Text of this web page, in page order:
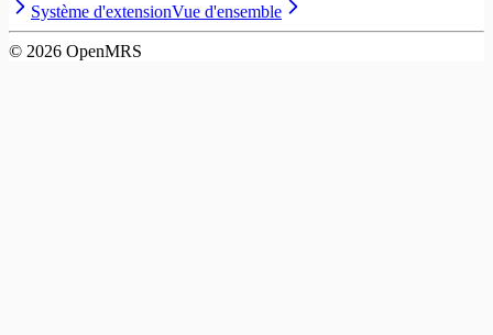
Système d'extensionVue d'ensemble
© 2026 OpenMRS